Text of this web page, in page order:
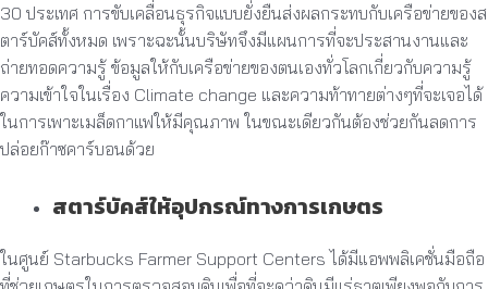
30 ประเทศ การขับเคลื่อนธุรกิจแบบยั่งยืนส่งผลกระทบกับเครือข่ายของส
ตาร์บัคส์ทั้งหมด เพราะฉะนั้นบริษัทจึงมีแผนการที่จะประสานงานและ
ถ่ายทอดความรู้ ข้อมูลให้กับเครือข่ายของตนเองทั่วโลกเกี่ยวกับความรู้
ความเข้าใจในเรื่อง Climate change และความท้าทายต่างๆที่จะเจอได้
ในการเพาะเมล็ดกาแฟให้มีคุณภาพ ในขณะเดียวกันต้องช่วยกันลดการ
ปล่อยก๊าซคาร์บอนด้วย
สตาร์บัคส์ให้อุปกรณ์ทางการเกษตร
ในศูนย์ Starbucks Farmer Support Centers ได้มีแอพพลิเคชั่นมือถือ